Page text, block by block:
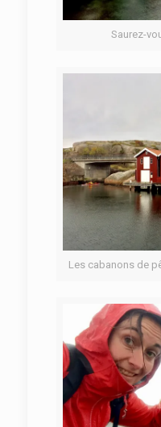
Saurez-
Les cabanons de